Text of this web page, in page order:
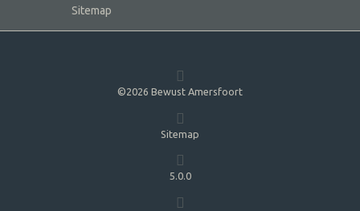
Sitemap
©2026 Bewust Amersfoort
Sitemap
5.0.0